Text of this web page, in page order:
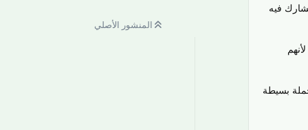
المنشور الأصلي
فيه
بسيطة